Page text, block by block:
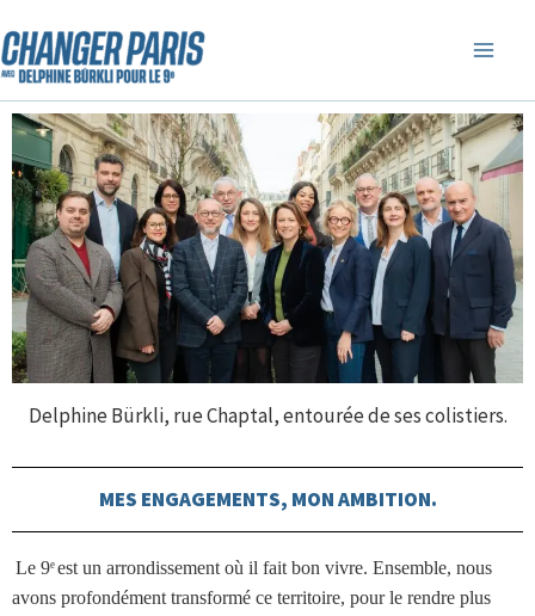
au
contenu
Delphine Bürkli, rue Chaptal, entourée de ses colistiers.
MES ENGAGEMENTS, MON AMBITION.
Le 9e est un arrondissement où il fait bon vivre. Ensemble, nous
avons profondément transformé ce territoire, pour le rendre plus